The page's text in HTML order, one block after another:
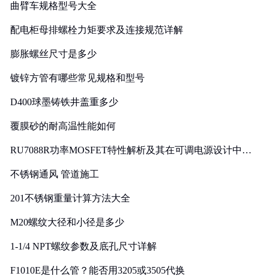
曲臂车规格型号大全
配电柜母排螺栓力矩要求及连接规范详解
膨胀螺丝尺寸是多少
镀锌方管有哪些常见规格和型号
D400球墨铸铁井盖重多少
覆膜砂的耐高温性能如何
RU7088R功率MOSFET特性解析及其在可调电源设计中的
不锈钢通风 管道施工
201不锈钢重量计算方法大全
M20螺纹大径和小径是多少
1-1/4 NPT螺纹参数及底孔尺寸详解
F1010E是什么管？能否用3205或3505代换